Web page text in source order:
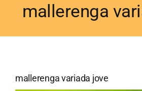
mallerenga
mallerenga variada jove